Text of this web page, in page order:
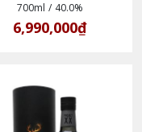
700ml / 40.0%
6,990,000₫